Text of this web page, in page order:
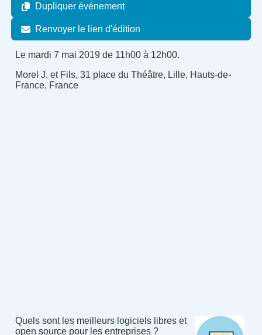
Dupliquer événement
Renvoyer le lien d'édition
Le mardi 7 mai 2019 de 11h00 à 12h00.
Morel J. et Fils, 31 place du Théâtre, Lille, Hauts-de-
France, France
Quels sont les meilleurs logiciels libres et
open source pour les entreprises ?